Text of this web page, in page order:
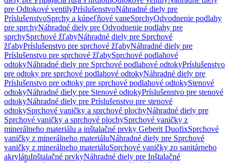
pre Odtokové ventilyPríslušenstvoNáhradné diely pre
PríslušenstvoSprchy a kúpeľňové vaneSprchyOdvodnenie podlahy
pre sprchyNáhradné diely pre Odvodnenie podlahy pre
sprchySprchové žľabyNáhradné diely pre Sprchové
žľabyPríslušenstvo pre sprchové žľabyNáhradné diely pre
Príslušenstvo pre sprchové žľabySprchové podlahové
odtokyNáhradné diely pre Sprchové podlahové odtokyPríslušenstvo
pre odtoky pre sprchové podlahové odtokyNáhradné diely pre
Príslušenstvo pre odtoky pre sprchové podlahové odtokyStenové
odtokyNáhradné diely pre Stenové odtokyPríslušenstvo pre stenové
odtokyNáhradné diely pre Príslušenstvo pre stenové
odtokySprchové vaničky a sprchové plochyNáhradné diely pre
Sprchové vaničky a sprchové plochySprchové vaničky z
minerálneho materiálu a inštalačné prvky Geberit DuofixSprchové
vaničky z minerálneho materiáluNáhradné diely pre Sprchové
vaničky z minerálneho materiáluSprchové vaničky zo sanitárneho
akrylátuInštalačné prvkyNáhradné diely pre Inštalačné